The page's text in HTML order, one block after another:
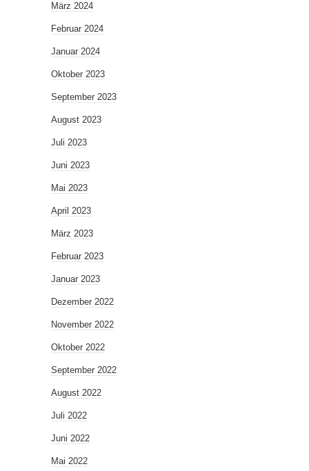
März 2024
Februar 2024
Januar 2024
Oktober 2023
September 2023
August 2023
Juli 2023
Juni 2023
Mai 2023
April 2023
März 2023
Februar 2023
Januar 2023
Dezember 2022
November 2022
Oktober 2022
September 2022
August 2022
Juli 2022
Juni 2022
Mai 2022